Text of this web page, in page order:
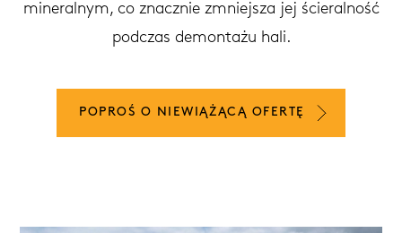
mineralnym, co znacznie zmniejsza jej ścieralność
podczas demontażu hali.
POPROŚ O NIEWIĄŻĄCĄ OFERTĘ